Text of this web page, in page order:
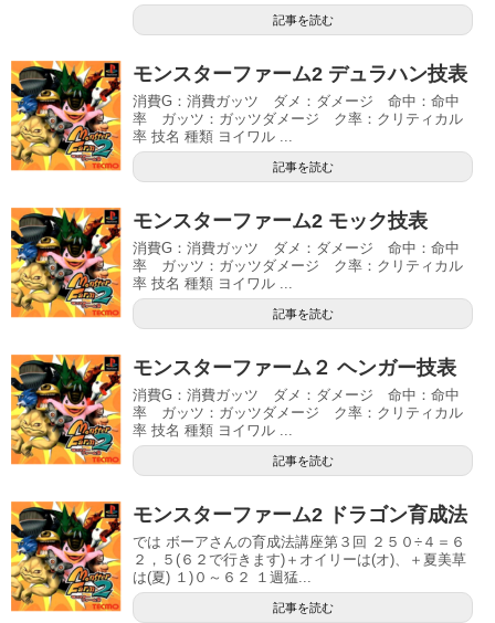
記事を読む
モンスターファーム2 デュラハン技表
消費G：消費ガッツ ダメ：ダメージ 命中：命中
率 ガッツ：ガッツダメージ ク率：クリティカル
率 技名 種類 ヨイワル ...
記事を読む
モンスターファーム2 モック技表
消費G：消費ガッツ ダメ：ダメージ 命中：命中
率 ガッツ：ガッツダメージ ク率：クリティカル
率 技名 種類 ヨイワル ...
記事を読む
モンスターファーム２ ヘンガー技表
消費G：消費ガッツ ダメ：ダメージ 命中：命中
率 ガッツ：ガッツダメージ ク率：クリティカル
率 技名 種類 ヨイワル ...
記事を読む
モンスターファーム2 ドラゴン育成法
では ボーアさんの育成法講座第３回 ２５０÷４＝６
２，５(６２で行きます)＋オイリーは(オ)、＋夏美草
は(夏) １)０～６２ １週猛...
記事を読む